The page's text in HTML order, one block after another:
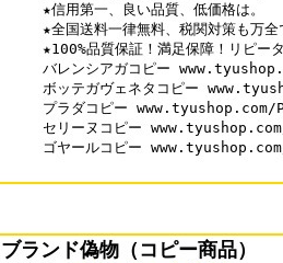
★信用第一、良い品質、低価格は。
★全国送料一律無料、税関対策も万全
★100%品質保証！満足保障！リピー
バレンシアガコピー
ボッテガヴェネタコピー
プラダコピー www.tyushop.com/
セリーヌコピー
ゴヤールコピー
ブランド偽物（コピー商品）